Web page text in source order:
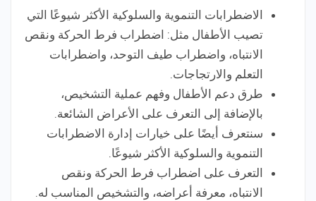
الاضطرابات التنموية والسلوكية الأكثر شيوعًا التي
تصيب الأطفال مثل: اضطراب فرط الحركة ونقص
الانتباه، واضطراب طيف التوحد، واضطرابات
التعلم والارتجاجات.
طرق دعم الأطفال وفهم عملية التشخيص،
بالإضافة إلى التعرف على الأعراض الشائعة.
سنتعرف أيضًا على خيارات إدارة الاضطرابات
التنموية والسلوكية الأكثر شيوعًا.
التعرف على اضطراب فرط الحركة ونقص
الانتباه، معرفة أعراضه، والتشخيص المناسب له.